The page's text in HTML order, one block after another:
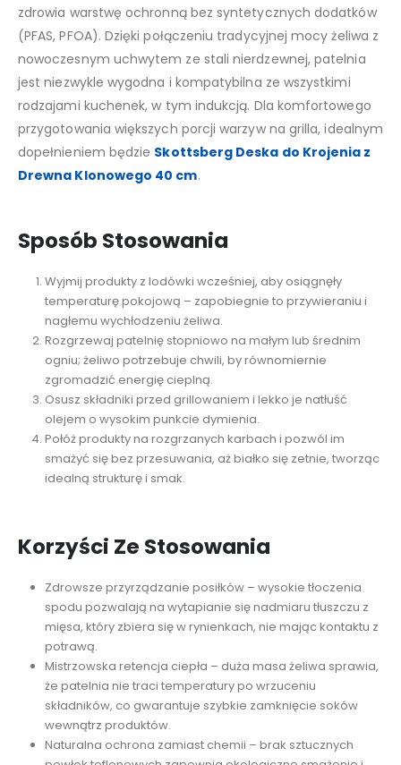
zdrowia warstwę ochronną bez syntetycznych dodatków
(PFAS, PFOA). Dzięki połączeniu tradycyjnej mocy żeliwa z
nowoczesnym uchwytem ze stali nierdzewnej, patelnia
jest niezwykle wygodna i kompatybilna ze wszystkimi
rodzajami kuchenek, w tym indukcją. Dla komfortowego
przygotowania większych porcji warzyw na grilla, idealnym
dopełnieniem będzie Skottsberg Deska do Krojenia z
Drewna Klonowego 40 cm.
Sposób Stosowania
Wyjmij produkty z lodówki wcześniej, aby osiągnęły
temperaturę pokojową – zapobiegnie to przywieraniu i
nagłemu wychłodzeniu żeliwa.
Rozgrzewaj patelnię stopniowo na małym lub średnim
ogniu; żeliwo potrzebuje chwili, by równomiernie
zgromadzić energię cieplną.
Osusz składniki przed grillowaniem i lekko je natłuść
olejem o wysokim punkcie dymienia.
Połóż produkty na rozgrzanych karbach i pozwól im
smażyć się bez przesuwania, aż białko się zetnie, tworząc
idealną strukturę i smak.
Korzyści Ze Stosowania
Zdrowsze przyrządzanie posiłków – wysokie tłoczenia
spodu pozwalają na wytapianie się nadmiaru tłuszczu z
mięsa, który zbiera się w rynienkach, nie mając kontaktu z
potrawą.
Mistrzowska retencja ciepła – duża masa żeliwa sprawia,
że patelnia nie traci temperatury po wrzuceniu
składników, co gwarantuje szybkie zamknięcie soków
wewnątrz produktów.
Naturalna ochrona zamiast chemii – brak sztucznych